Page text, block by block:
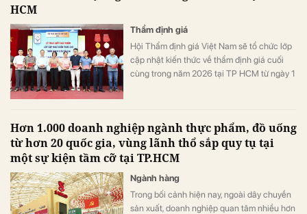
HCM
Thẩm định giá
Hội Thẩm định giá Việt Nam sẽ tổ chức lớp
cập nhật kiến thức về thẩm định giá cuối
cùng trong năm 2026 tại TP HCM từ ngày 1
Hơn 1.000 doanh nghiệp ngành thực phẩm, đồ uống
từ hơn 20 quốc gia, vùng lãnh thổ sắp quy tụ tại
một sự kiện tầm cỡ tại TP.HCM
Ngành hàng
Trong bối cảnh hiện nay, ngoài dây chuyền
sản xuất, doanh nghiệp quan tâm nhiều hơn